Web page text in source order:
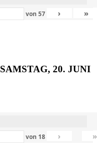
von57 › »
SAMSTAG, 20. JUNI
von 18 › »